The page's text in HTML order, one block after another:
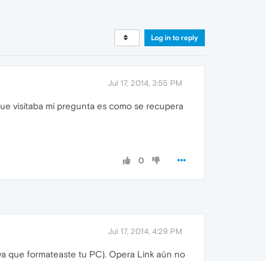
Log in to reply
Jul 17, 2014, 3:55 PM
visitaba mi pregunta es como se recupera
0
Jul 17, 2014, 4:29 PM
que formateaste tu PC). Opera Link aún no